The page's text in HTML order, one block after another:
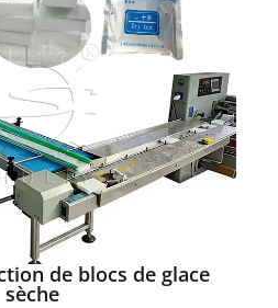
de blocs de glace
sèche